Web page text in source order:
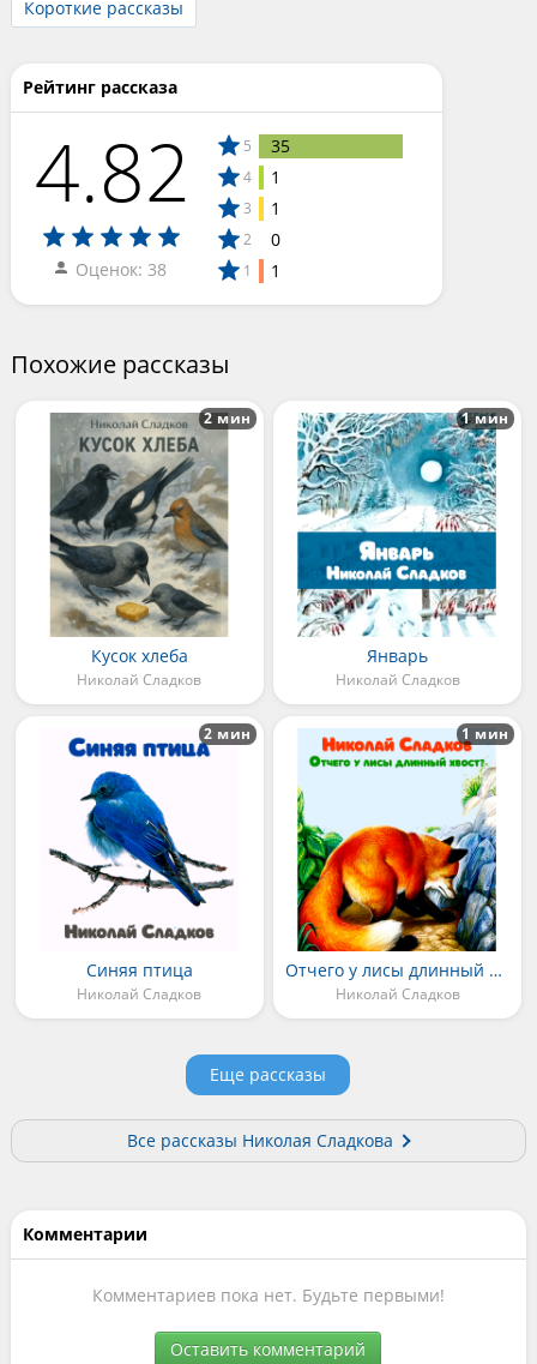
Короткие рассказы
Рейтинг рассказа
4.82
Оценок: 38
5 35
4 1
3 1
2 0
1 1
Похожие рассказы
Кусок хлеба
Николай Сладков
2 мин
Январь
Николай Сладков
1 мин
Синяя птица
Николай Сладков
2 мин
Отчего у лисы длинный хвост?
Николай Сладков
1 мин
Еще рассказы
Все рассказы Николая Сладкова
Комментарии
Комментариев пока нет. Будьте первыми!
Оставить комментарий